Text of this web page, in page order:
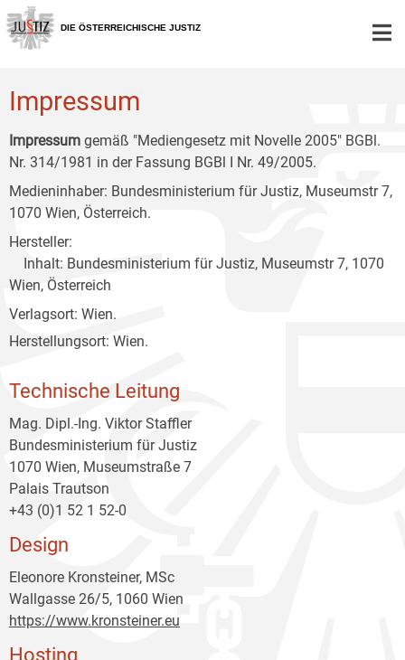
Zur
Hauptnavigation
[1]
Zum
Inhalt
[2]
Zum
Untermenü
[3]
DIE ÖSTERREICHISCHE JUSTIZ
Impressum
Impressum gemäß "Mediengesetz mit Novelle 2005" BGBl.
Nr. 314/1981 in der Fassung BGBl I Nr. 49/2005.
Medieninhaber: Bundesministerium für Justiz, Museumstr 7,
1070 Wien, Österreich.
Hersteller:
Inhalt: Bundesministerium für Justiz, Museumstr 7, 1070
Wien, Österreich
Verlagsort: Wien.
Herstellungsort: Wien.
Technische Leitung
Mag. Dipl.-Ing. Viktor Staffler
Bundesministerium für Justiz
1070 Wien, Museumstraße 7
Palais Trautson
+43 (0)1 52 1 52-0
Design
Eleonore Kronsteiner, MSc
Wallgasse 26/5, 1060 Wien
https://www.kronsteiner.eu
Hosting